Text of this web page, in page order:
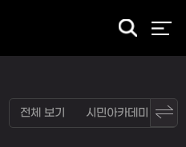
검
전체 보기 시민아카데미 문